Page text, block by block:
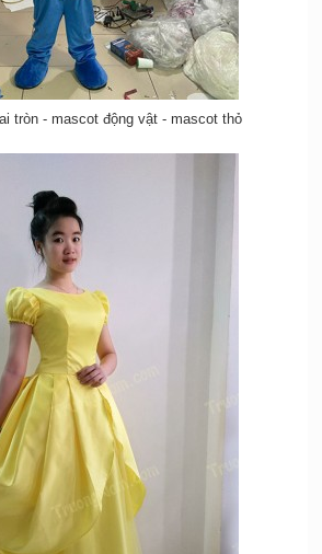
tròn - mascot động vật - mascot thỏ